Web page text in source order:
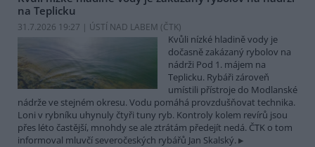
na Teplicku
31.7.2026 19:27 | ÚSTÍ NAD LABEM (ČTK)
Kvůli nízké hladině vody je
dočasně zakázaný rybolov na
nádrži Pod 1. májem na
Teplicku. Rybáři zároveň
umístili přístroje do Modlanské
nádrže ve stejném okresu. Vodu pomáhá provzdušňovat technika.
Loni v rybníku uhynuly čtyři tuny ryb. Kontroly kolem revírů jsou
přes léto častější, mnohdy se ale ztrátám předejít nedá. ČTK o tom
informoval mluvčí severočeských rybářů Jan Skalský.